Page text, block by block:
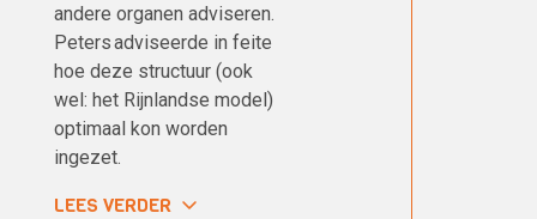
andere organen adviseren.
Peters adviseerde in feite
hoe deze structuur (ook
wel: het Rijnlandse model)
optimaal kon worden
ingezet.
LEES VERDER